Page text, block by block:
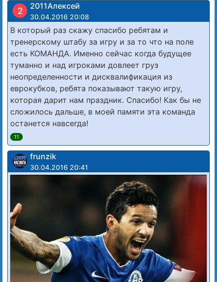
2 2011Алексей
30.04.2016 20:08
В который раз скажу спасибо ребятам и
тренерскому штабу за игру и за то что на поле
есть КОМАНДА. Именно сейчас когда будущее
туманно и над игроками довлеет груз
неопределенности и дисквалификация из
еврокубков, ребята показывают такую игру,
которая дарит нам праздник. Спасибо! Как бы не
сложилось дальше, в моей памяти эта команда
останется навсегда!
11
frunzik
30.04.2016 20:41